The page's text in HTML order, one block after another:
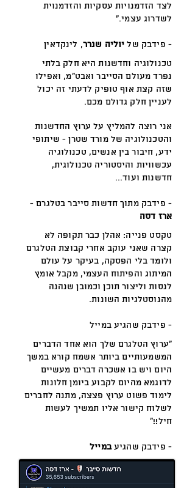
לצד הזדמנויות עסקיות והזדמנוית
לשדרוג עצמי.״
- פידבק של יוליה שנרר, לינקדאין
טכנולוגיה וחדשנות היא חלק בלתי
נפרד מעולם הסייבר ואבט״מ, ואפילו
שזה קצת אוף טופיק לדעתי זה יכול
לעניין חלק גדולם מכם.
אני רוצה להמליץ על ערוץ החדשנות
והטכנולוגיה של מורד שטרן - שיתופי
ידע, חיבור בין אנשים, טכנולוגיה
עכשוויות והיסטוריה טכנולוגית,
חדשנות ועוד...
- פידבק מתוך חדשות סייבר בטלגרם -
ארז דסה
טקסט פנייה: אהלן כבר תקופה לא
קצרה שאני עוקב אחרי קבוצת הטלגרם
ולומד בלי הפסקה, בעיקר על עולם
המיתוג והפיתוח העצמי, מקבל אומץ
לנסות וליצור תוכן וכמובן שנהנה
מהנוסטלגיות השונות.
- פידבק שהגיע במייל
"ערוץ הטלגרם שלך הוא אחד הדברים
המשמעותיים ביותר אשמח קורא במשך
היום ויש בו אשכרה דברים מעשיים
לדוגמא מהיום לקבוע ביומן חלונות
לימוד פשוט ערוץ פצצה, מתנה לחברים
לשלוח קישור אליו תמשיך לעשות
חיל!!"
- פידבק שהגיעבמייל